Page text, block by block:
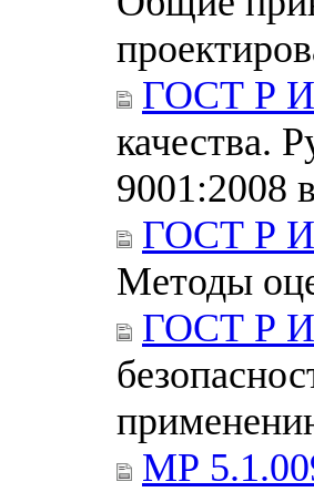
ГОСТ Р
качества.
9001:2008
ГОСТ Р
Методы
ГОСТ Р
МР